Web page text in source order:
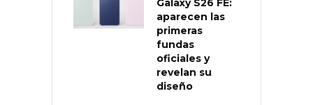
Galaxy S26 FE:
aparecen las
primeras
fundas
oficiales y
revelan su
diseño